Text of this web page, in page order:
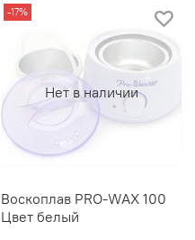
Нет в наличии
-17%
Воскоплав PRO-WAX 100
Цвет белый